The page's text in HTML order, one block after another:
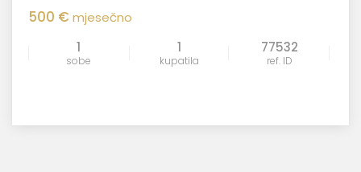
500 €mjesečno
1
sobe
1
kupatila
77532
ref. ID